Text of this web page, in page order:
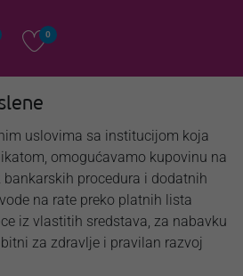
0
uslovima sa institucijom koja
omogućavamo kupovinu na
bankarskih procedura i dodatnih
na rate preko platnih lista
iz vlastitih sredstava, za nabavku
za zdravlje i pravilan razvoj